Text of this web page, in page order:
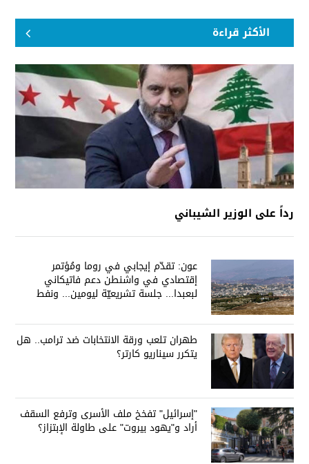
الأكثر قراءة
رداً على الوزير الشيباني
عون: تقدّم إيجابي في روما ومُؤتمر
إقتصادي في واشنطن دعم فاتيكاني
لبعبدا... جلسة تشريعيّة ليومين... ونفط
طهران تلعب ورقة الانتخابات ضد ترامب.. هل
يتكرر سيناريو كارتر؟
"إسرائيل" تفخخ ملف الأسرى وترفع السقف
أراد و"يهود بيروت" على طاولة الإبتزاز؟